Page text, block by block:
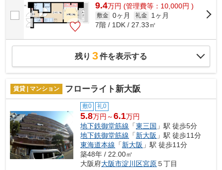
9.4万円 (管理費等：10,000円 )
敷金 0ヶ月 礼金
1ヶ月
7階 / 1DK / 27.33㎡
残り 3件を表示する
賃貸 | マンション フローライト新大阪
敷0 礼0
5.8万円～6.1万円
地下鉄御堂筋線 「東三国 」駅 徒歩5分
地下鉄御堂筋線 「新大阪 」駅 徒歩11分
東海道本線 「新大阪 」駅 徒歩11分
築48年 / 22.00㎡
大阪府大阪市淀川区宮原５丁目